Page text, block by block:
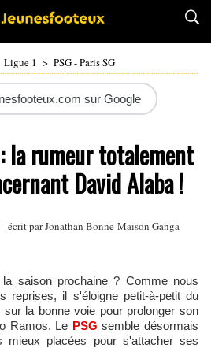
Ligue 1 > PSG - Paris SG
sur Google
la rumeur totalement
David Alaba !
écrit parJonathan Bonne-Maison Ganga
saison prochaine ? Comme nous
reprises, il s'éloigne petit-à-petit du
la bonne voie pour prolonger son
Ramos. Le PSG semble désormais
mieux placées pour s'attacher ses